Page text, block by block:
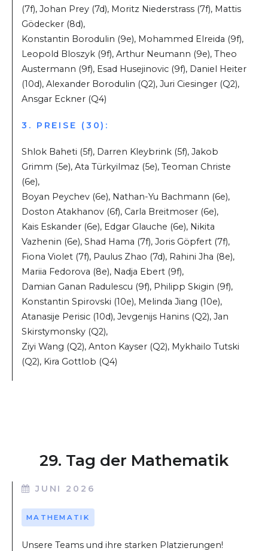
(7f), Johan Prey (7d), Moritz Niederstrass (7f), Mattis
Gödecker (8d),
Konstantin Borodulin (9e), Mohammed Elreida (9f),
Leopold Bloszyk (9f), Arthur Neumann (9e), Theo
Austermann (9f), Esad Husejinovic (9f), Daniel Heiter
(10d), Alexander Borodulin (Q2), Juri Ciesinger (Q2),
Ansgar Eckner (Q4)
3. PREISE (30):
Shlok Baheti (5f), Darren Kleybrink (5f), Jakob
Grimm (5e), Ata Türkyilmaz (5e), Teoman Christe
(6e),
Boyan Peychev (6e), Nathan-Yu Bachmann (6e),
Doston Atakhanov (6f), Carla Breitmoser (6e),
Kais Eskander (6e), Edgar Glauche (6e), Nikita
Vazhenin (6e), Shad Hama (7f), Joris Göpfert (7f),
Fiona Violet (7f), Paulus Zhao (7d), Rahini Jha (8e),
Mariia Fedorova (8e), Nadja Ebert (9f),
Damian Ganan Radulescu (9f), Philipp Skigin (9f),
Konstantin Spirovski (10e), Melinda Jiang (10e),
Atanasije Perisic (10d), Jevgenijs Hanins (Q2), Jan
Skirstymonsky (Q2),
Ziyi Wang (Q2), Anton Kayser (Q2), Mykhailo Tutski
(Q2), Kira Gottlob (Q4)
29. Tag der Mathematik
JUNI 2026
MATHEMATIK
Unsere Teams und ihre starken Platzierungen!